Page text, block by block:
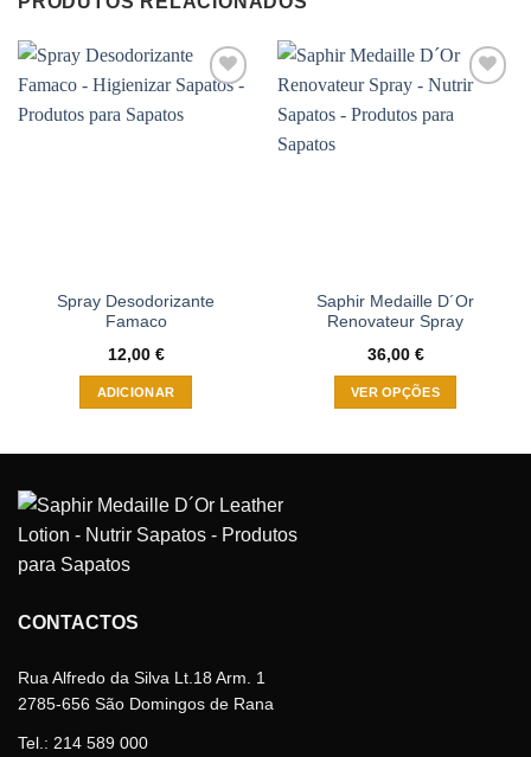
à wishlist
Spray Desodorizante
Famaco
12,00 €
ADICIONAR
à wishlist
Saphir Medaille D´Or
Renovateur Spray
36,00 €
VER OPÇÕES
CONTACTOS
Rua Alfredo da Silva Lt.18 Arm. 1
2785-656 São Domingos de Rana
Tel.: 214 589 000